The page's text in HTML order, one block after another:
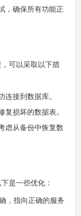
，确保所有功能正
可以采取以下措
连接到数据库。
复损坏的数据表。
虑从备份中恢复数
是一些优化：
，指向正确的服务